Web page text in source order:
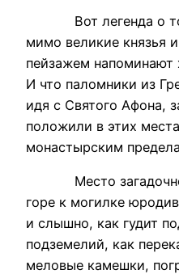
Вот легенда о
мимо великие князья
пейзажем
И что паломники из
идя с Святого Афона,
положили в этих
монастырским
Место
горе к могилке
и слышно, как гудит
подземелий, как
меловые камешки,